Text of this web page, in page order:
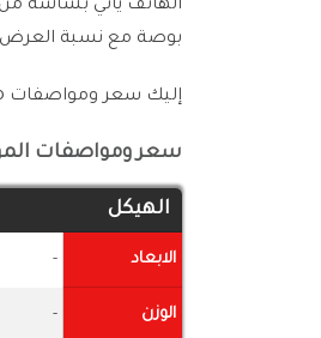
بوصة مع نسبة العرض إلى الارتفاع: 20:9 ويتميز بمعدل
إليك سعر ومواصفات Xiaomi Poco F6 Pro والمميزات والعيوب من الجداول التالية:-
سعر ومواصفات
الهيكل
الابعاد -
الوزن -